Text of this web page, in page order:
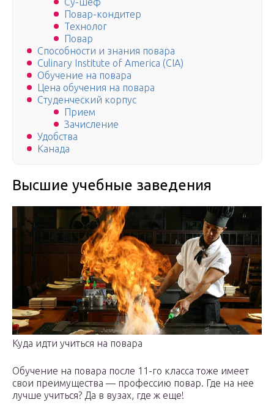
Повар-кондитер
Технолог
Повар
Способности и знания повара
Culinary Institute of America (CIA)
Обучение на повара
Цена обучения на повара
Студенческий корпус
Прием
Зачисление
Удобства
Канада
Высшие учебные заведения
Куда идти учиться на повара
Обучение на повара после 11-го класса тоже имеет
свои преимущества — профессию повар. Где на нее
лучше учиться? Да в вузах, где ж еще!